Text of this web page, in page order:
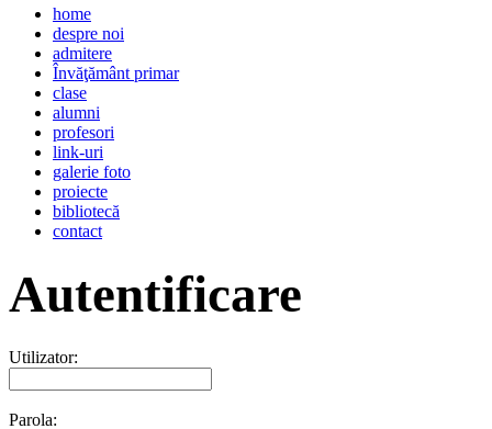
home
despre noi
admitere
Învăţământ primar
clase
alumni
profesori
link-uri
galerie foto
proiecte
bibliotecă
contact
Autentificare
Utilizator:
Parola: